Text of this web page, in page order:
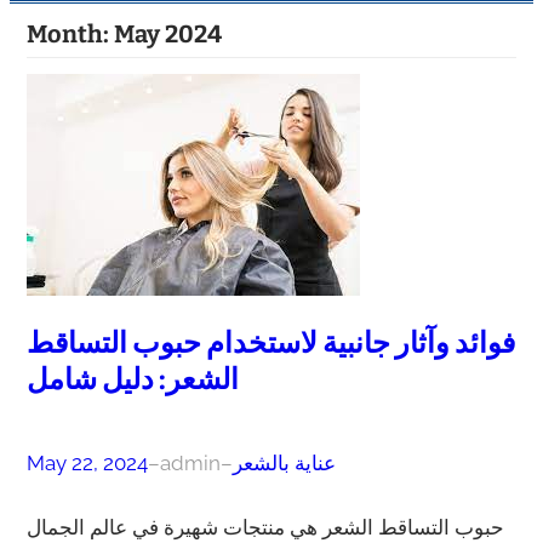
Month: May 2024
فوائد وآثار جانبية لاستخدام حبوب التساقط
الشعر: دليل شامل
May 22, 2024–admin– عناية بالشعر
حبوب التساقط الشعر هي منتجات شهيرة في عالم الجمال